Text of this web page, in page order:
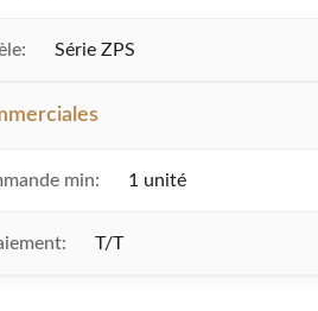
Série ZPS
min: 1 unité
T/T